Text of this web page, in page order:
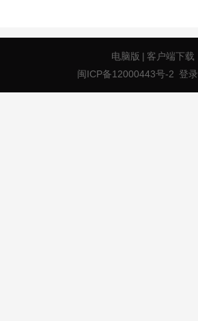
电脑版 | 客户端下载
闽ICP备12000443号-2 登录